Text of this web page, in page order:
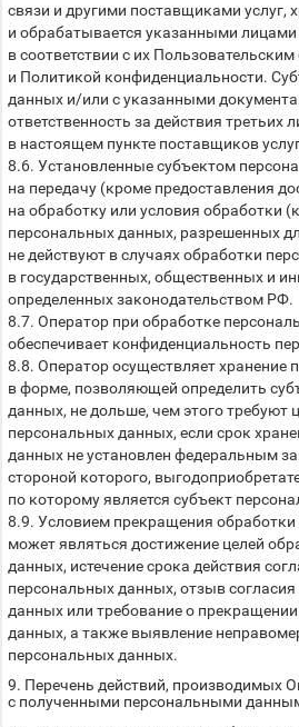
связи и другими поставщиками услуг,
и обрабатывается указанными
в соответствии с их
и Политикой конфиденциальности.
данных и/или с указанными
ответственность за действия третьих
в настоящем пункте поставщиков
8.6. Установленные субъектом
на передачу (кроме предоставления
на обработку или условия обработки
персональных данных, разрешенных
не действуют в случаях обработки
в государственных, общественных и
определенных законодательством РФ.
8.7. Оператор при обработке
обеспечивает конфиденциальность
8.8. Оператор осуществляет хранение
в форме, позволяющей определить
данных, не дольше, чем этого требуют
персональных данных, если срок
данных не установлен федеральным
стороной которого,
по которому является субъект
8.9. Условием прекращения
может являться достижение целей
данных, истечение срока действия
персональных данных, отзыв
данных или требование о
данных, а также выявление
персональных данных.
9. Перечень действий, производимых
с полученными персональными